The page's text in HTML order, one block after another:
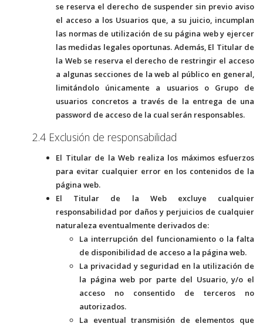
se reserva el derecho de suspender sin previo aviso
el acceso a los Usuarios que, a su juicio, incumplan
las normas de utilización de su página web y ejercer
las medidas legales oportunas. Además, El Titular de
la Web se reserva el derecho de restringir el acceso
a algunas secciones de la web al público en general,
limitándolo únicamente a usuarios o Grupo de
usuarios concretos a través de la entrega de una
password de acceso de la cual serán responsables.
2.4 Exclusión de responsabilidad
El Titular de la Web realiza los máximos esfuerzos
para evitar cualquier error en los contenidos de la
página web.
El Titular de la Web excluye cualquier
responsabilidad por daños y perjuicios de cualquier
naturaleza eventualmente derivados de:
La interrupción del funcionamiento o la falta
de disponibilidad de acceso a la página web.
La privacidad y seguridad en la utilización de
la página web por parte del Usuario, y/o el
acceso no consentido de terceros no
autorizados.
La eventual transmisión de elementos que